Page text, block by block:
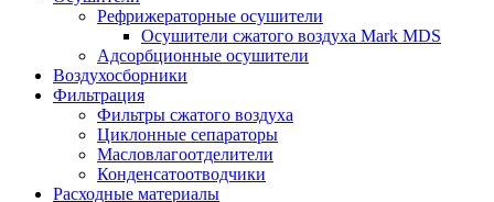
Рефрижераторные осушители
Осушители сжатого воздуха Mark MDS
Адсорбционные осушители
Воздухосборники
Фильтрация
Фильтры сжатого воздуха
Циклонные сепараторы
Масловлагоотделители
Конденсатоотводчики
Расходные материалы